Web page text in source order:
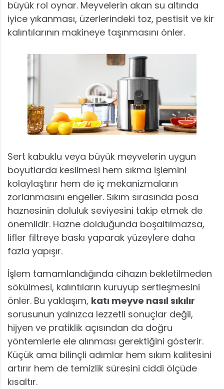
büyük rol oynar. Meyvelerin akan su altında
iyice yıkanması, üzerlerindeki toz, pestisit ve kir
kalıntılarının makineye taşınmasını önler.
Sert kabuklu veya büyük meyvelerin uygun
boyutlarda kesilmesi hem sıkma işlemini
kolaylaştırır hem de iç mekanizmaların
zorlanmasını engeller. Sıkım sırasında posa
haznesinin doluluk seviyesini takip etmek de
önemlidir. Hazne dolduğunda boşaltılmazsa,
lifler filtreye baskı yaparak yüzeylere daha
fazla yapışır.
İşlem tamamlandığında cihazın bekletilmeden
sökülmesi, kalıntıların kuruyup sertleşmesini
önler. Bu yaklaşım, katı meyve nasıl sıkılır
sorusunun yalnızca lezzetli sonuçlar değil,
hijyen ve pratiklik açısından da doğru
yöntemlerle ele alınması gerektiğini gösterir.
Küçük ama bilinçli adımlar hem sıkım kalitesini
artırır hem de temizlik süresini ciddi ölçüde
kısaltır.